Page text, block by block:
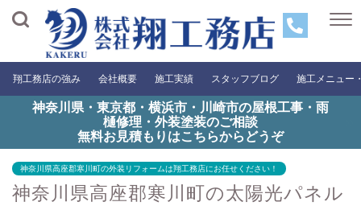
翔工務店の強み 会社概要 施工実績 スタッフブログ 施工メニュー
神奈川県・東京都・横浜市・川崎市の屋根工事・雨
樋修理・外装塗装のご相談
無料お見積もりはこちらからどうぞ
神奈川県高座郡寒川町の外装リフォームは翔工務店にお任せください！
神奈川県高座郡寒川町の太陽光パネル